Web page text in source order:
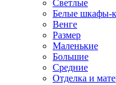
Светлые
Белые шкафы-
Венге
Размер
Маленькие
Большие
Средние
Отделка и